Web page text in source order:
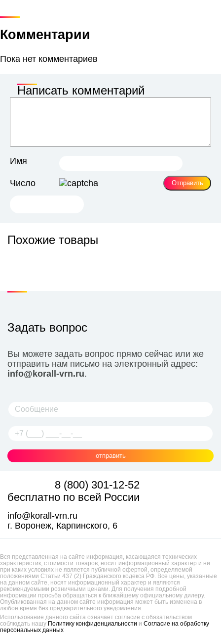
Комментарии
Пока нет комментариев
Написать комментарий
Имя
Число
Похожие товары
Задать вопрос
Вы можете задать вопрос прямо сейчас или же
отправить нам письмо на электронный адрес:
info@korall-vrn.ru.
отправить
8 (800) 301-12-52
бесплатно по всей России
info@korall-vrn.ru
г. Воронеж, Карпинского, 6
Вся представленная на сайте информация, касающаяся технических
характеристик, стоимости товаров, носит информационный характер и ни
при каких условиях не является публичной офертой, определяемой
положениями Статьи 437 (2) Гражданского кодекса РФ. Все цены, указанные
на данном сайте, носят информационный характер и являются
рекомендуемыми розничными ценами. Для получения подробной
информации просьба обращаться к ближайшему официальному дилеру.
Опубликованная на данном сайте информация может быть изменена в
любое время без предварительного уведомления.
Использование данного сайта означает согласие с обязательством
соблюдать нашу Политику конфиденциальности и Согласие на обработку
персональных данных